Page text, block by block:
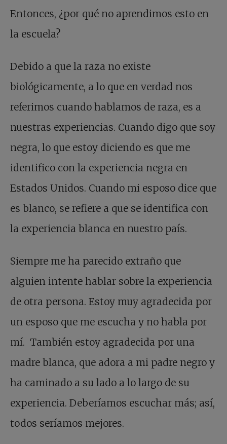
Entonces, ¿por qué no aprendimos esto en
la escuela?
Debido a que la raza no existe
biológicamente, a lo que en verdad nos
referimos cuando hablamos de raza, es a
nuestras experiencias. Cuando digo que soy
negra, lo que estoy diciendo es que me
identifico con la experiencia negra en
Estados Unidos. Cuando mi esposo dice que
es blanco, se refiere a que se identifica con
la experiencia blanca en nuestro país.
Siempre me ha parecido extraño que
alguien intente hablar sobre la experiencia
de otra persona. Estoy muy agradecida por
un esposo que me escucha y no habla por
mí. También estoy agradecida por una
madre blanca, que adora a mi padre negro y
ha caminado a su lado a lo largo de su
experiencia. Deberíamos escuchar más; así,
todos seríamos mejores.